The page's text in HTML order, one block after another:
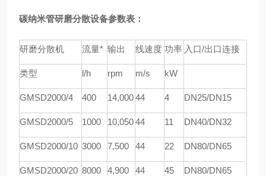
碳纳米管研磨分散设备参数表：
研磨分散机 流量* 输出 线速度 功率 入口/出口连接
类型 l/h rpm m/s kW
GMSD2000/4 400 14,00044 4 DN25/DN15
GMSD2000/5 1000 10,05044 11 DN40/DN32
GMSD2000/10 3000 7,500 44 22 DN80/DN65
GMSD2000/20 8000 4,900 44 45 DN80/DN65